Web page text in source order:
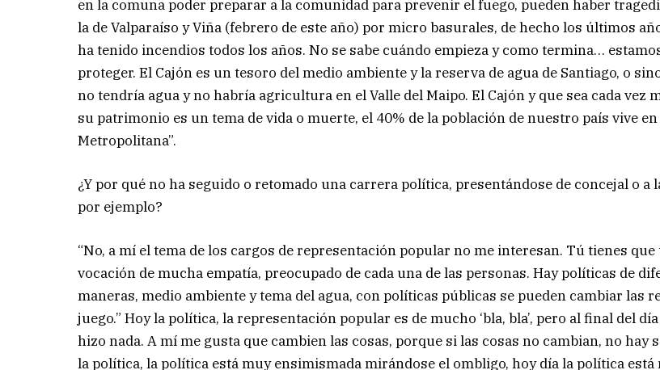
en la comuna poder preparar a la comunidad para prevenir el fuego, pueden haber
la de Valparaíso y Viña (febrero de este año) por micro basurales, de hecho los últimos
ha tenido incendios todos los años. No se sabe cuándo empieza y como termina…
proteger. El Cajón es un tesoro del medio ambiente y la reserva de agua de Santiago, o
no tendría agua y no habría agricultura en el Valle del Maipo. El Cajón y que sea cada vez
su patrimonio es un tema de vida o muerte, el 40% de la población de nuestro país vive
Metropolitana”.
¿Y por qué no ha seguido o retomado una carrera política, presentándose de concejal o a
por ejemplo?
“No, a mí el tema de los cargos de representación popular no me interesan. Tú tienes
vocación de mucha empatía, preocupado de cada una de las personas. Hay políticas de
maneras, medio ambiente y tema del agua, con políticas públicas se pueden cambiar las
juego.” Hoy la política, la representación popular es de mucho ‘bla, bla’, pero al final del
hizo nada. A mí me gusta que cambien las cosas, porque si las cosas no cambian, no hay
la política, la política está muy ensimismada mirándose el ombligo, hoy día la política está